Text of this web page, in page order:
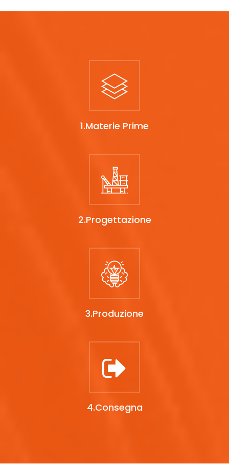
1.Materie Prime
2.Progettazione
3.Produzione
4.Consegna